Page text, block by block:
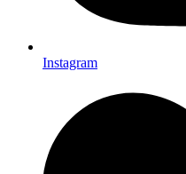
Instagram